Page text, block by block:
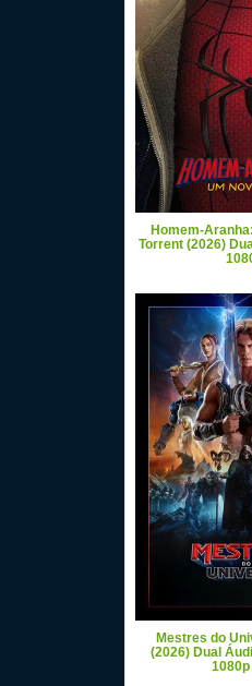
Homem-
Torrent (2026)
Mestres do
(2026) Dual